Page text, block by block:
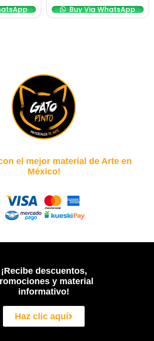
Buy Via WhatsApp
el mejor material de Arte en
México!
¡Recibe descuentos,
y material
informativo!
Haz clic aquí